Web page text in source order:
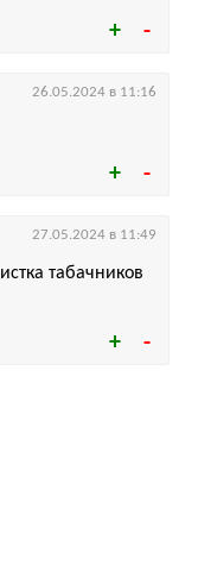
26.05.2024 в 11:16
табачников
27.05.2024 в 11:49